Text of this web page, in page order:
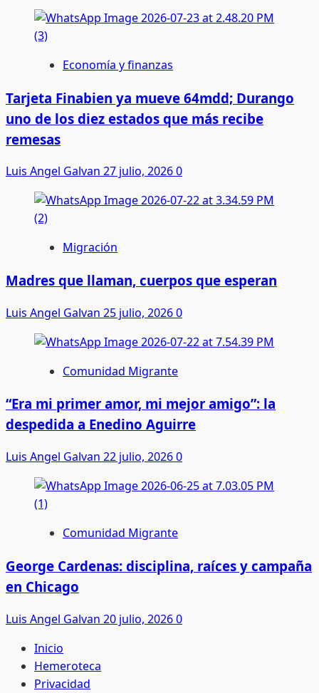
Economía y finanzas
Tarjeta Finabien ya mueve 64mdd; Durango
uno de los diez estados que más recibe
remesas
Luis Angel Galvan 27 julio, 20260
Migración
Madres que llaman, cuerpos que esperan
Luis Angel Galvan 25 julio, 20260
Comunidad Migrante
“Era mi primer amor, mi mejor amigo”: la
despedida a Enedino Aguirre
Luis Angel Galvan 22 julio, 20260
Comunidad Migrante
George Cardenas: disciplina, raíces y campaña
en Chicago
Luis Angel Galvan 20 julio, 20260
Inicio
Hemeroteca
Privacidad